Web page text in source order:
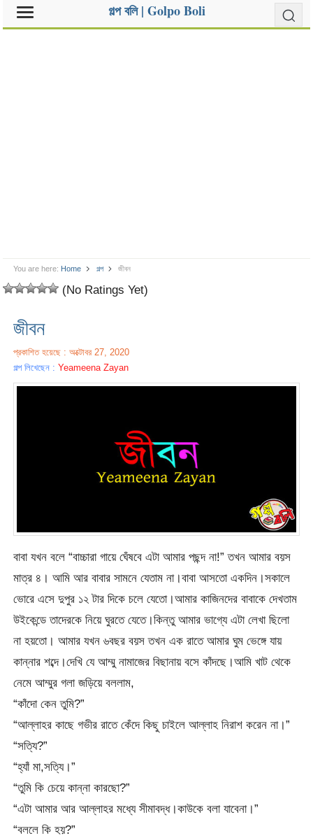
গল্প বলি | Golpo Boli
You are here: Home গল্প জীবন
(No Ratings Yet)
জীবন
প্রকাশিত হয়েছে : অক্টোবর 27, 2020
গল্প লিখেছেন :Yeameena Zayan
বাবা যখন বলে “বাচ্চারা গায়ে ঘেঁষবে এটা আমার পছন্দ না!” তখন আমার বয়স
মাত্র ৪। আমি আর বাবার সামনে যেতাম না।বাবা আসতো একদিন।সকালে
ভোরে এসে দুপুর ১২ টার দিকে চলে যেতো।আমার কাজিনদের বাবাকে দেখতাম
উইকেন্ডে তাদেরকে নিয়ে ঘুরতে যেতে।কিন্তু আমার ভাগ্যে এটা লেখা ছিলো
না হয়তো। আমার যখন ৬বছর বয়স তখন এক রাতে আমার ঘুম ভেঙ্গে যায়
কান্নার শব্দে।দেখি যে আম্মু নামাজের বিছানায় বসে কাঁদছে।আমি খাট থেকে
নেমে আম্মুর গলা জড়িয়ে বললাম,
“কাঁদো কেন তুমি?”
“আল্লাহর কাছে গভীর রাতে কেঁদে কিছু চাইলে আল্লাহ নিরাশ করেন না।”
“সত্যি?”
“হ্যাঁ মা,সত্যি।”
“তুমি কি চেয়ে কান্না কারছো?”
“এটা আমার আর আল্লাহর মধ্যে সীমাবদ্ধ।কাউকে বলা যাবেনা।”
“বললে কি হয়?”